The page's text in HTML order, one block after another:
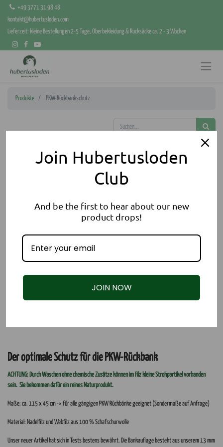
+49 3771 31 98 48
kontakt@hubertusloden.com
Lieferzeit: kleine Bestellungen 2-5 Tage, Oberbekleidung & Rucksäcke ca. 2 - 3 Wochen
Produkte PKW-Rückbankschutz
Der optimale Schutz für die PKW-Rückbank
ACHTUNG: Durch Waschen ohne chemische Zusätze können im Filz kleine Strohpartikel vorhanden
sein. Sie bekommen dafür ein reines Naturprodukt.
Maße: ca. 115 x 45 cm -> für alle gängigen PKW Rückbänke geeignet (Sondermaße auf Anfrage)
Material: Nadelfilz und Webfilz aus 100 % Schafschurwolle
Unser neuer Artikel hat sich in Tests bestens bewährt. Die Bankauflage besteht aus unserem 13 mm
Join Hubertusloden
Club
And be the first to hear about our new
product drops!
JOIN NOW